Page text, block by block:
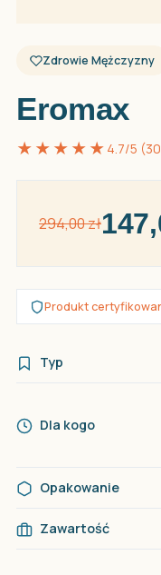
Zdrowie Mężczyzny
Eromax
★★★★★ 4.7/5
294,00 zł
Produkt
Typ
Dla kogo
Opakowanie
Zawartość